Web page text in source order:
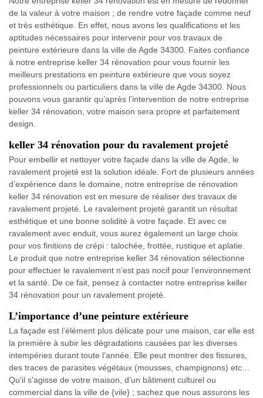
de la valeur à votre maison ; de rendre votre façade comme neuf
et très esthétique. En effet, nous avons les qualifications et les
aptitudes nécessaires pour intervenir pour vos travaux de
peinture extérieure dans la ville de Agde 34300. Faites confiance
à notre entreprise keller 34 rénovation pour vous fournir les
meilleurs prestations en peinture extérieure que vous soyez
professionnels ou particuliers dans la ville de Agde 34300. Nous
pouvons vous garantir qu’après l’intervention de notre entreprise
keller 34 rénovation, votre maison sera propre et parfaitement
design.
keller 34 rénovation pour du ravalement projeté
Pour embellir et nettoyer votre façade dans la ville de Agde, le
ravalement projeté est la solution idéale. Fort de plusieurs années
d’expérience dans le domaine, notre entreprise de rénovation
keller 34 rénovation est en mesure de réaliser des travaux de
ravalement projeté. Le ravalement projeté garantit un résultat
esthétique et une bonne solidité à votre façade. Et avec ce
ravalement avec enduit, vous aurez également un large choix
pour vos finitions de crépi : talochée, frottée, rustique et aplatie.
Le produit que notre entreprise keller 34 rénovation sélectionne
pour effectuer le ravalement n’est pas nocif pour l’environnement
et la santé. De ce fait, pensez à contacter notre entreprise keller
34 rénovation pour un ravalement projeté.
L’importance d’une peinture extérieure
La façade est l’élément plus délicate pour une maison, car elle est
la première à subir les dégradations causées par les diverses
intempéries durant toute l’année. Elle peut montrer des fissures,
des traces de parasites végétaux (mousses, champignons) etc…
Qu'il s'agisse de votre maison, d’un bâtiment culturel ou
commercial dans la ville de {vile} ; sachez que nous assurons les